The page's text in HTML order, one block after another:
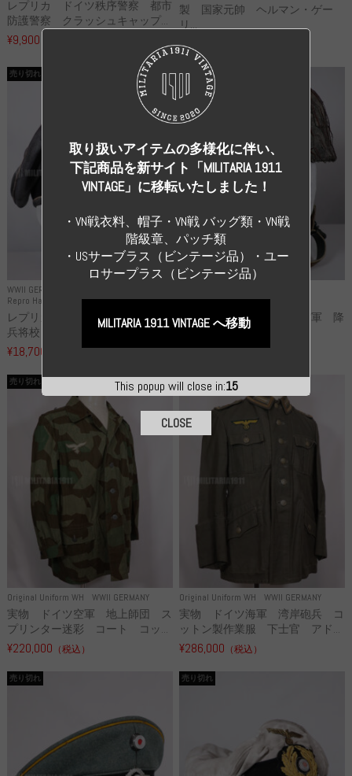
レプリカ ドイツ秩序警察 都市
防護警察 クラッシュキャップ...
¥9,900
製 国家元帥 ヘルマン・ゲー
リ...
¥55,000
WWII GERMANY
Repro Hat and Cap SS and WSS
売り切れ
レプリカ 武装親衛隊 WSS 歩
兵将校 クラッシュキャップ ...
¥18,700
Repro Hat and Cap Luftwaffe
売り切れ
高品質レプリカ ドイツ空軍 降
下猟兵 ヘルメット
¥49,800
Original Uniform WH WWII GERMANY
売り切れ
実物 ドイツ空軍 地上師団 ス
プリンター迷彩 コート コッ...
¥220,000 （税込）
Original Uniform WH WWII GERMANY
売り切れ
実物 ドイツ海軍 湾岸砲兵 コ
ットン製作業服 下士官 アド...
¥286,000 （税込）
売り切れ 売り切れ
This popup will close in:14
取り扱いアイテムの多様化に伴い、
下記商品を新サイト「MILITARIA 1911
VINTAGE」に移転いたしました！
・VN戦衣料、帽子・VN戦 バッグ類・VN戦
階級章、パッチ類
・USサーブラス（ビンテージ品）・ユー
ロサープラス（ビンテージ品）
MILITARIA 1911 VINTAGE へ移動
CLOSE